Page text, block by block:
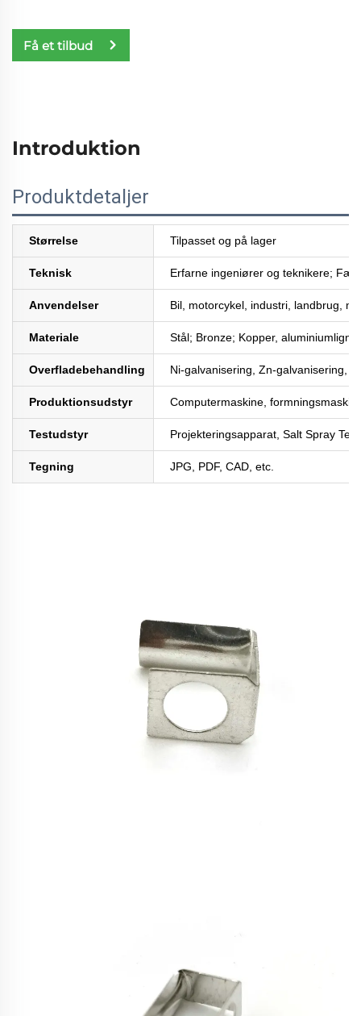
Få et tilbud
Introduktion
Produktdetaljer
Størrelse Tilpasset og på lager
Teknisk Erfarne ingeniører og teknikere;
Anvendelser Bil, motorcykel, industri, landbrug,
Materiale Stål; Bronze; Kopper,
Overfladebehandling Ni-galvanisering, Zn-galvanisering,
Produktionsudstyr Computermaskine,
Testudstyr Projekteringsapparat, Salt Spray
Tegning JPG, PDF, CAD, etc.